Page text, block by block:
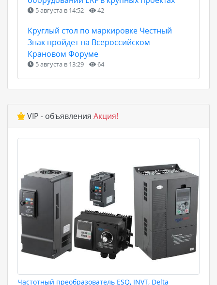
5 августа в 14:52 42
Круглый стол по маркировке Честный
Знак пройдет на Всероссийском
Крановом Форуме
5 августа в 13:29 64
VIP - объявления Акция!
Частотный преобразователь ESQ, INVT, Delta